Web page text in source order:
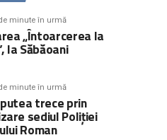
minute în urmă
„Întoarcerea la
la Săbăoani
minute în urmă
trece prin
sediul Poliției
Roman